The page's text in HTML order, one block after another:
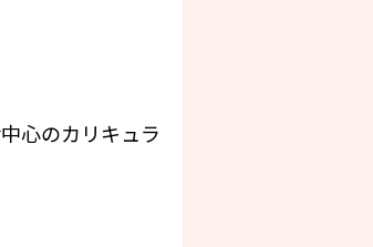
心のカリキュラ